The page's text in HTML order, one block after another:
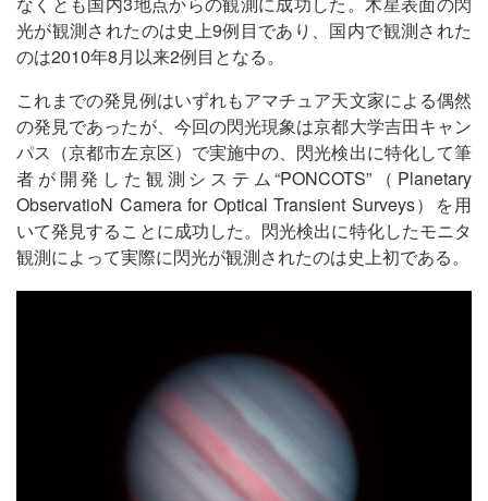
光が観測されたのは史上9例目であり、国内で観測された
のは2010年8月以来2例目となる。
これまでの発見例はいずれもアマチュア天文家による偶然
の発見であったが、今回の閃光現象は京都大学吉田キャン
パス（京都市左京区）で実施中の、閃光検出に特化して筆
者が開発した観測システム“PONCOTS”（Planetary
ObservatioN Camera for Optical Transient Surveys）を用
いて発見することに成功した。閃光検出に特化したモニタ
観測によって実際に閃光が観測されたのは史上初である。